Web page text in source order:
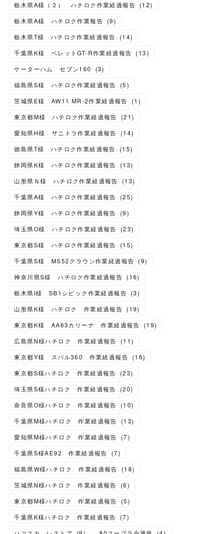
栃木県A様（２） ハチロク作業経過報告 (12)
栃木県A様 ハチロク作業報告 (9)
栃木県T様 ハチロク作業経過報告
(14)
千葉県K様 ベレットGT-R作業経過報告 (13)
ケーターハム セブン160
(3)
福島県S様 ハチロク作業経過報告
(5)
茨城県E様 AW11 MR-2作業経過報告
(1 )
東京都M様 ハチロク作業経過報告
(21)
愛知県H様 サニトラ作業経過報告
(14)
徳島県T様 ハチロク作業経過報告
(15)
静岡県K様 ハチロク作業経過報告
(13)
山形県Ｎ様 ハチロク作業経過報告
(13)
千葉県A様 ハチロク作業経過報告
(25)
静岡県Y様 ハチロク作業経過報告
(9)
埼玉県O様 ハチロク作業経過報告
(23)
東京都S様 ハチロク作業経過報告
(15)
千葉県S様 MS52クラウン作業経過報告 (9)
神奈川県S様 ハチロク作業経過報告 (16)
栃木県I様 SB1シビック作業経過報告 (3)
山形県K様 ハチロク 作業経過報告 (19)
東京都K様 AA63カリーナ 作業経過報告
(19)
広島県N様ハチロク 作業経過報告
(11)
東京都Y様 スバル360 作業経過報告 (16)
東京都S様ハチロク 作業経過報告
(23)
埼玉県S様ハチロク 作業経過報告
(20)
奈良県O様ハチロク 作業経過報告
(10)
千葉県M様ハチロク 作業経過報告
(13)
愛知県M様ハチロク 作業経過報告
(7)
千葉県S様AE92 作業経過報告
(7)
福島県W様ハチロク 作業経過報告
(18)
茨城県N様ハチロク 作業経過報告
(6)
東京都M様ハチロク 作業経過報告
(5)
千葉県K様ハチロク 作業経過報告
(7)